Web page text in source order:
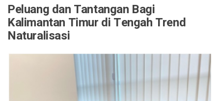
Peluang dan Tantangan Bagi
Kalimantan Timur di Tengah Trend
Naturalisasi